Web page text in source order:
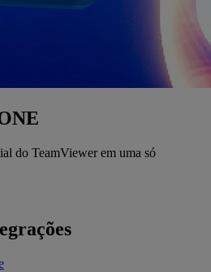
do TeamViewer em uma só